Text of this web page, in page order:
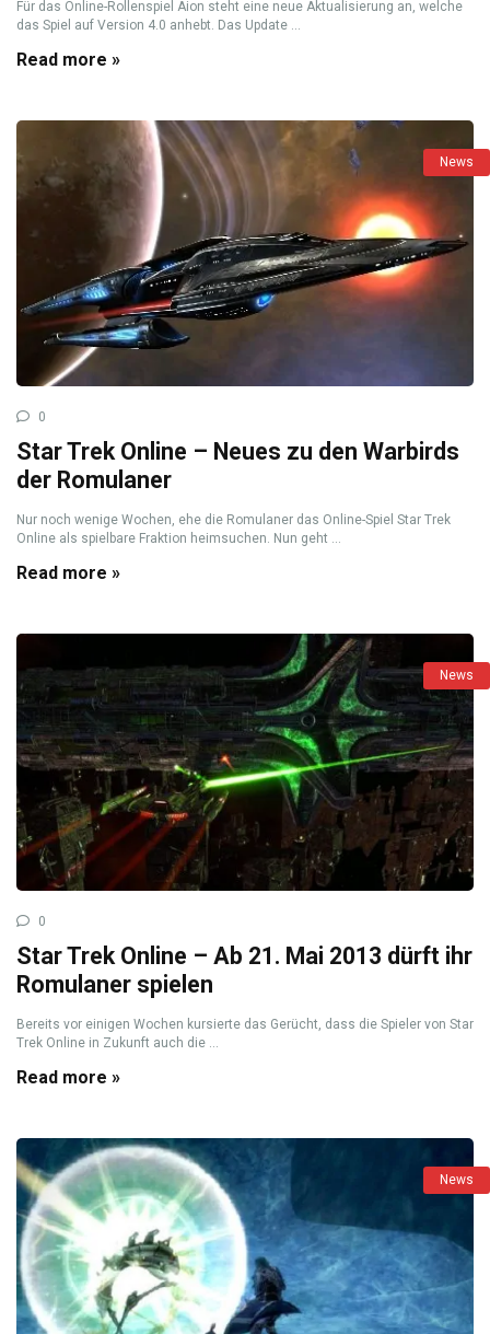
Für das Online-Rollenspiel Aion steht eine neue Aktualisierung an, welche
das Spiel auf Version 4.0 anhebt. Das Update ...
Read more »
News
0
Star Trek Online – Neues zu den Warbirds
der Romulaner
Nur noch wenige Wochen, ehe die Romulaner das Online-Spiel Star Trek
Online als spielbare Fraktion heimsuchen. Nun geht ...
Read more »
News
0
Star Trek Online – Ab 21. Mai 2013 dürft ihr
Romulaner spielen
Bereits vor einigen Wochen kursierte das Gerücht, dass die Spieler von Star
Trek Online in Zukunft auch die ...
Read more »
News